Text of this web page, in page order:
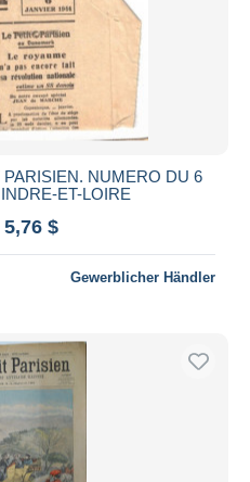
NUMERO DU 6
ET-LOIRE
5,76 $
Gewerblicher Händler